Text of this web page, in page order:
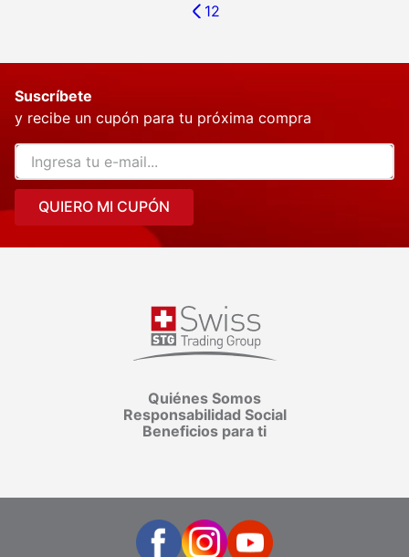
12
Suscríbete
y recibe un cupón para tu próxima compra
QUIERO MI CUPÓN
Quiénes Somos
Responsabilidad Social
Beneficios para ti